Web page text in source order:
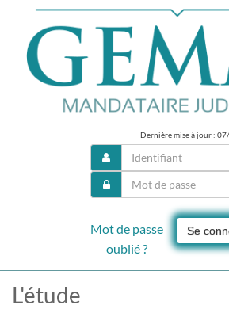
Dernière mise à jour :
Se
Mot de passe
oublié ?
L'étude